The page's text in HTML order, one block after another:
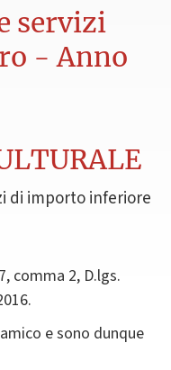
servizi
- Anno
di importo inferiore
comma 2, D.lgs.
e sono dunque